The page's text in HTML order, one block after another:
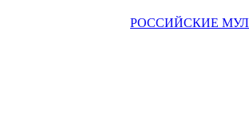
РОССИЙСКИЕ